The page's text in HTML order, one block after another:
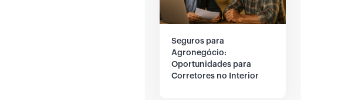
Seguros para
Agronegócio:
Oportunidades para
Corretores no Interior